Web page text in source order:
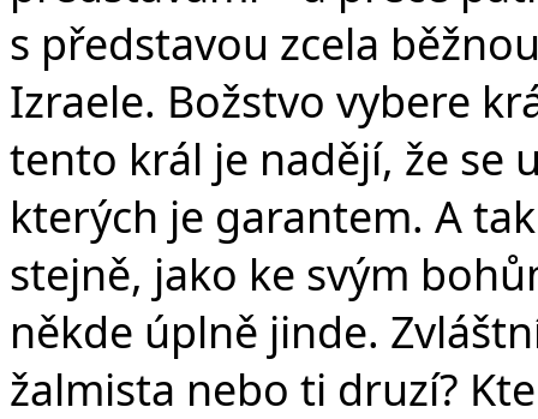
s představou zcela
Izraele. Božstvo vybere
tento král je nadějí, že se
kterých je garantem. A
stejně, jako ke svým
někde úplně jinde.
žalmista nebo ti druzí?